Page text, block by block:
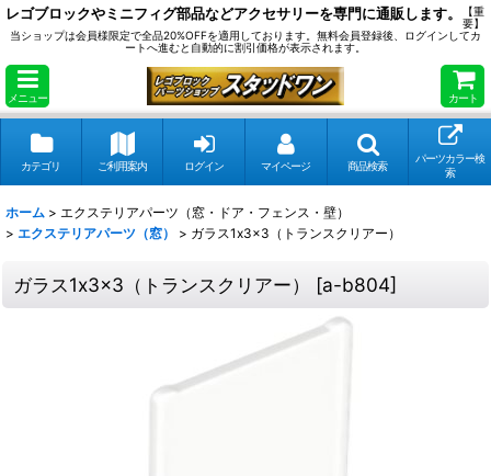
レゴブロックやミニフィグ部品などアクセサリーを専門に通販します。
【重
要】
当ショップは会員様限定で全品20%OFFを適用しております。無料会員登録後、ログインしてカ
ートへ進むと自動的に割引価格が表示されます。
メニュー カート
カテゴリ ご利用案内 ログイン マイページ 商品検索
パーツカラー検
索
ホーム > エクステリアパーツ（窓・ドア・フェンス・壁）
> エクステリアパーツ（窓） > ガラス1x3x3（トランスクリアー）
ガラス1x3x3（トランスクリアー） [a-b804]